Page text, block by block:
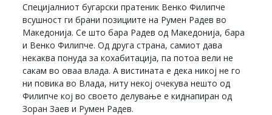
Специјалниот бугарски пратеник Венко Филипче
всушност ги брани позициите на Румен Радев во
Македонија. Се што бара Радев од Македонија, бара
и Венко Филипче. Од друга страна, самиот дава
некаква понуда за кохабитација, па потоа вели не
сакам во оваа влада. А вистината е дека никој не го
ни повика во Влада, ниту некој очекува нешто од
Филипче кој во своето делување е киднапиран од
Зоран Заев и Румен Радев.